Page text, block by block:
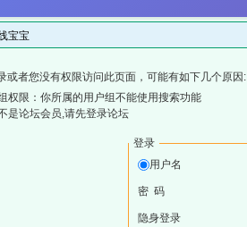
宝宝
或者您没有权限访问此页面，可能有如下几个原因:
权限：你所属的用户组不能使用搜索功能
是论坛会员,请先登录论坛
登录
用户名
密 码
隐身登录